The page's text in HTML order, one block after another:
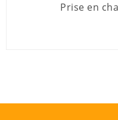
Prise en